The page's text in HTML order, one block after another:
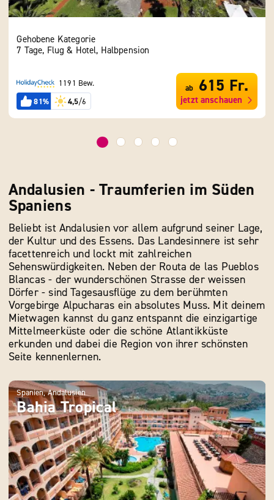
Gehobene Kategorie
7 Tage, Flug & Hotel, Halbpension
1191 Bew.
81%
4,5/6
615 Fr.
jetzt anschauen
Andalusien - Traumferien im Süden
Spaniens
Beliebt ist Andalusien vor allem aufgrund seiner Lage,
der Kultur und des Essens. Das Landesinnere ist sehr
facettenreich und lockt mit zahlreichen
Sehenswürdigkeiten. Neben der Routa de las Pueblos
Blancas - der wunderschönen Strasse der weissen
Dörfer - sind Tagesausflüge zu dem berühmten
Vorgebirge Alpucharas ein absolutes Muss. Mit deinem
Mietwagen kannst du ganz entspannt die einzigartige
Mittelmeerküste oder die schöne Atlantikküste
erkunden und dabei die Region von ihrer schönsten
Seite kennenlernen.
Spanien, Andalusien
Bahia Tropical